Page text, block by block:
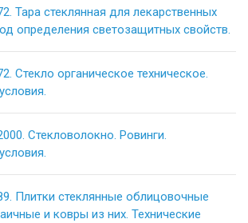
Тара стеклянная для лекарственных
определения светозащитных свойств.
Стекло органическое техническое.
Стекловолокно. Ровинги.
Плитки стеклянные облицовочные
и ковры из них. Технические